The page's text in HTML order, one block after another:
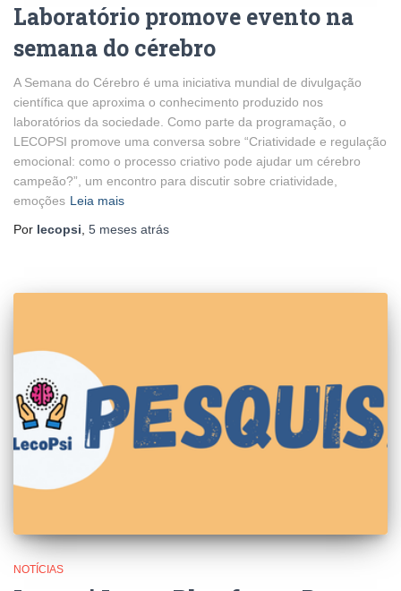
Laboratório promove evento na
semana do cérebro
A Semana do Cérebro é uma iniciativa mundial de divulgação
científica que aproxima o conhecimento produzido nos
laboratórios da sociedade. Como parte da programação, o
LECOPSI promove uma conversa sobre “Criatividade e regulação
emocional: como o processo criativo pode ajudar um cérebro
campeão?”, um encontro para discutir sobre criatividade,
emoções Leia mais
Por lecopsi 5 meses atrás
NOTÍCIAS